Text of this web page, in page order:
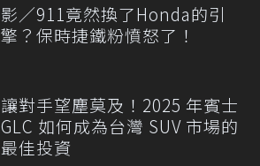
影／911竟然換了Honda的引
擎？保時捷鐵粉憤怒了！
讓對手望塵莫及！2025 年賓士
GLC 如何成為台灣 SUV 市場的
最佳投資